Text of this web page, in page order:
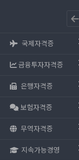
국제자격증
금융투자자격증
은행자격증
보험자격증
무역자격증
지속가능경영